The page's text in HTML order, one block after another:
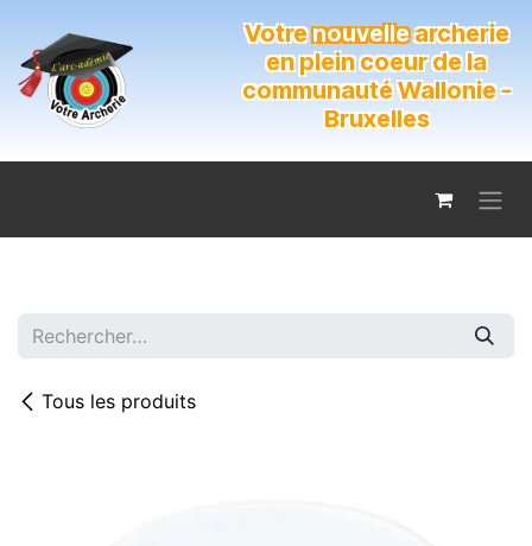
Votrenouvellearcherie
en plein coeur de la
communauté Wallonie -
Bruxelles
Tous les produits